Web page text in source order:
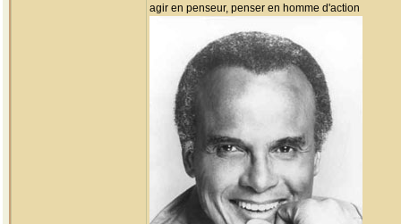
agir en penseur, penser en homme d'action